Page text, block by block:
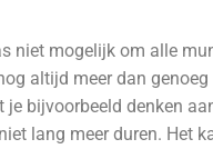
niet mogelijk om alle
altijd meer dan
bijvoorbeeld denken
lang meer duren. Het